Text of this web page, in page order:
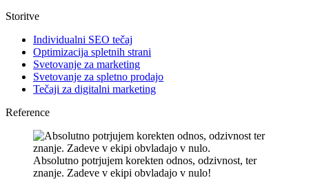
Storitve
Individualni SEO tečaj
Optimizacija spletnih strani
Svetovanje za marketing
Svetovanje za spletno prodajo
Tečaji za digitalni marketing
Reference
Absolutno potrjujem korekten odnos, odzivnost, ter
znanje. Zadeve v ekipi obvladajo v nulo!